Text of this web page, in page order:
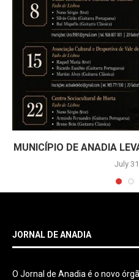
MUNICÍPIO DE ANADIA
July
JORNAL DE ANADIA
O Jornal de Anadia é o novo